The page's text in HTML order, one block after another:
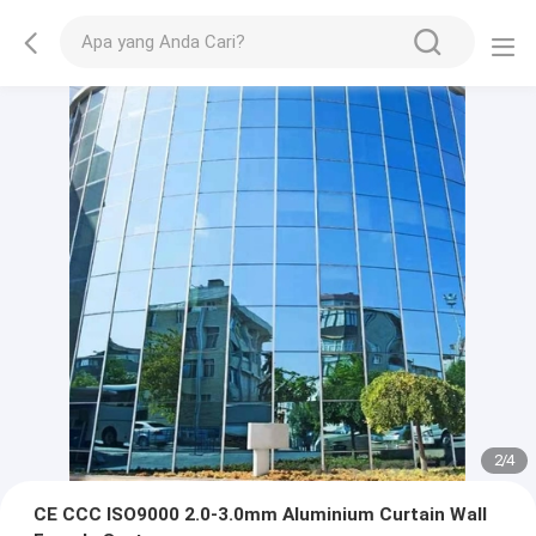
2/4
CE CCC ISO9000 2.0-3.0mm Aluminium Curtain Wall